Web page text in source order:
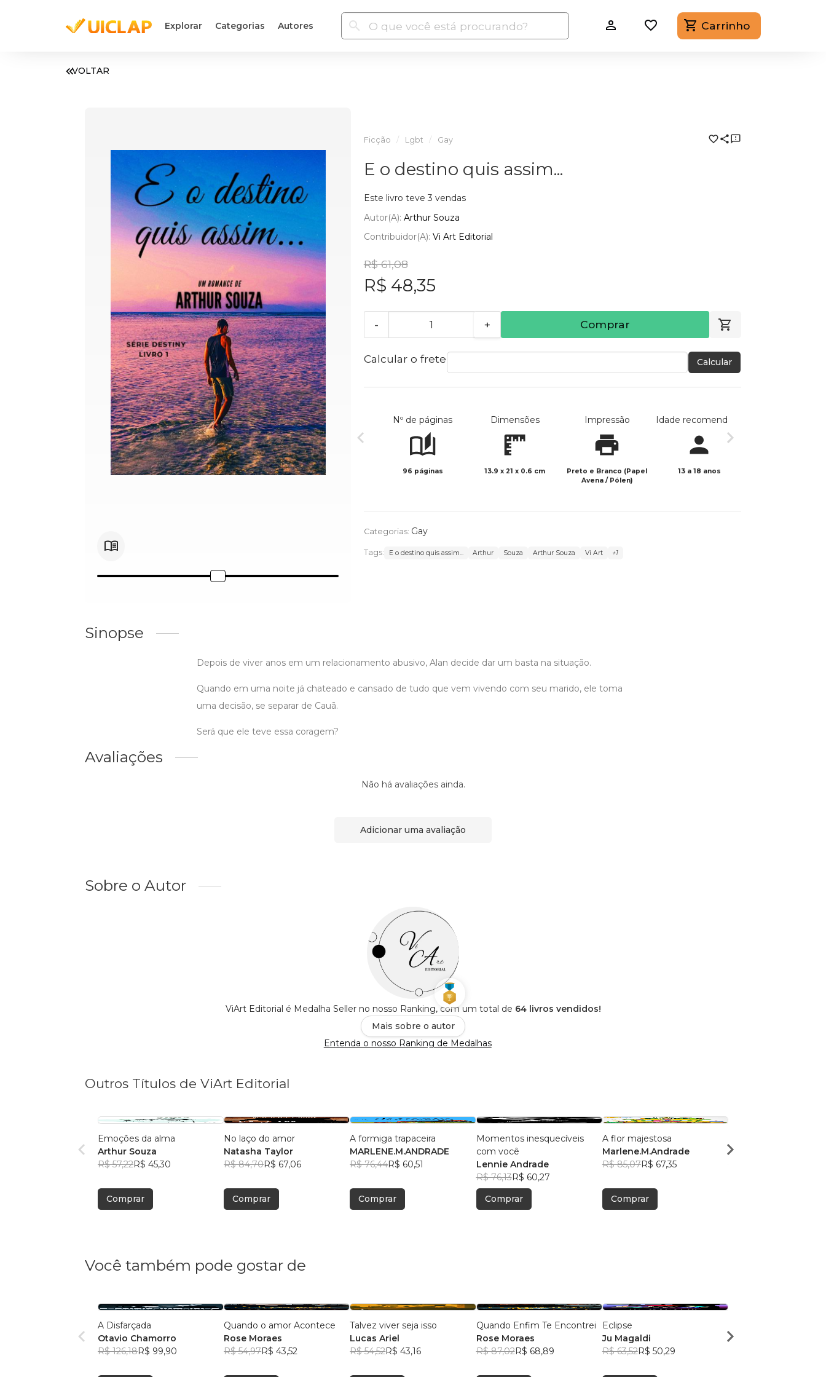
Explorar Categorias Autores Carrinho
VOLTAR
Ficção Lgbt Gay
E o destino quis assim...
Este livro teve 3 vendas
Autor(a): Arthur Souza
Contribuidor(a): Vi Art Editorial
R$ 61,08
R$ 48,35
- + Comprar
Calcular o frete Calcular
Nº de páginas
96 páginas
Dimensões
13.9 x 21 x 0.6 cm
Impressão
Preto e Branco (Papel
Avena / Pólen)
Idade recomendada
13 a 18 anos
Categorias: Gay
Tags: E o destino quis assim... Arthur Souza Arthur Souza Vi Art +1
Sinopse
Depois de viver anos em um relacionamento abusivo, Alan decide dar um basta na situação.
Quando em uma noite já chateado e cansado de tudo que vem vivendo com seu marido, ele toma
uma decisão, se separar de Cauã.
Será que ele teve essa coragem?
Avaliações
Não há avaliações ainda.
Adicionar uma avaliação
Sobre o Autor
ViArt Editorial é Medalha Seller no nosso Ranking, com um total de 64 livros vendidos!
Mais sobre o autor
Entenda o nosso Ranking de Medalhas
Outros Títulos de ViArt Editorial
Emoções da alma
Arthur Souza
R$ 57,22R$ 45,30
Comprar
No laço do amor
Natasha Taylor
R$ 84,70R$ 67,06
Comprar
A formiga trapaceira
MARLENE.M.ANDRADE
R$ 76,44R$ 60,51
Comprar
Momentos inesquecíveis
com você
Lennie Andrade
R$ 76,13R$ 60,27
Comprar
A flor majestosa
Marlene.M.Andrade
R$ 85,07R$ 67,35
Comprar
Carla Cadete
Você também pode gostar de
A Disfarçada
Otavio Chamorro
R$ 126,18R$ 99,90
Quando o amor Acontece
Rose Moraes
R$ 54,97R$ 43,52
Talvez viver seja isso
Lucas Ariel
R$ 54,52R$ 43,16
Quando Enfim Te Encontrei
Rose Moraes
R$ 87,02R$ 68,89
Eclipse
Ju Magaldi
R$ 63,52R$ 50,29
Rose Moraes